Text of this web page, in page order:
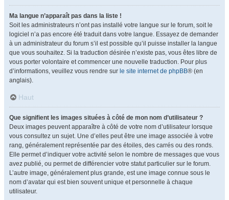
Ma langue n’apparaît pas dans la liste !
Soit les administrateurs n’ont pas installé votre langue sur le forum, soit le
logiciel n’a pas encore été traduit dans votre langue. Essayez de demander
à un administrateur du forum s’il est possible qu’il puisse installer la langue
que vous souhaitez. Si la traduction désirée n’existe pas, vous êtes libre de
vous porter volontaire et commencer une nouvelle traduction. Pour plus
d’informations, veuillez vous rendre sur le site internet de phpBB® (en
anglais).
Haut
Que signifient les images situées à côté de mon nom d’utilisateur ?
Deux images peuvent apparaître à côté de votre nom d’utilisateur lorsque
vous consultez un sujet. Une d’elles peut être une image associée à votre
rang, généralement représentée par des étoiles, des carrés ou des ronds.
Elle permet d’indiquer votre activité selon le nombre de messages que vous
avez publié, ou permet de différencier votre statut particulier sur le forum.
L’autre image, généralement plus grande, est une image connue sous le
nom d’avatar qui est bien souvent unique et personnelle à chaque
utilisateur.